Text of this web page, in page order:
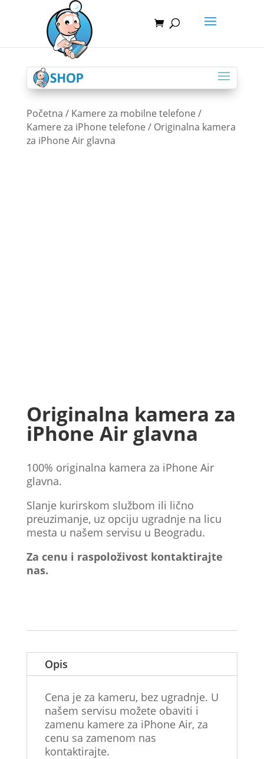
Početna / Kamere za mobilne telefone /
Kamere za iPhone telefone / Originalna kamera
za iPhone Air glavna
Originalna kamera za
iPhone Air glavna
100% originalna kamera za iPhone Air
glavna.
Slanje kurirskom službom ili lično
preuzimanje, uz opciju ugradnje na licu
mesta u našem servisu u Beogradu.
Za cenu i raspoloživost kontaktirajte
nas.
Opis
Cena je za kameru, bez ugradnje. U
našem servisu možete obaviti i
zamenu kamere za iPhone Air, za
cenu sa zamenom nas
kontaktirajte.